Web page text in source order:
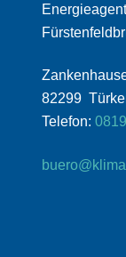
82299
Telefon: